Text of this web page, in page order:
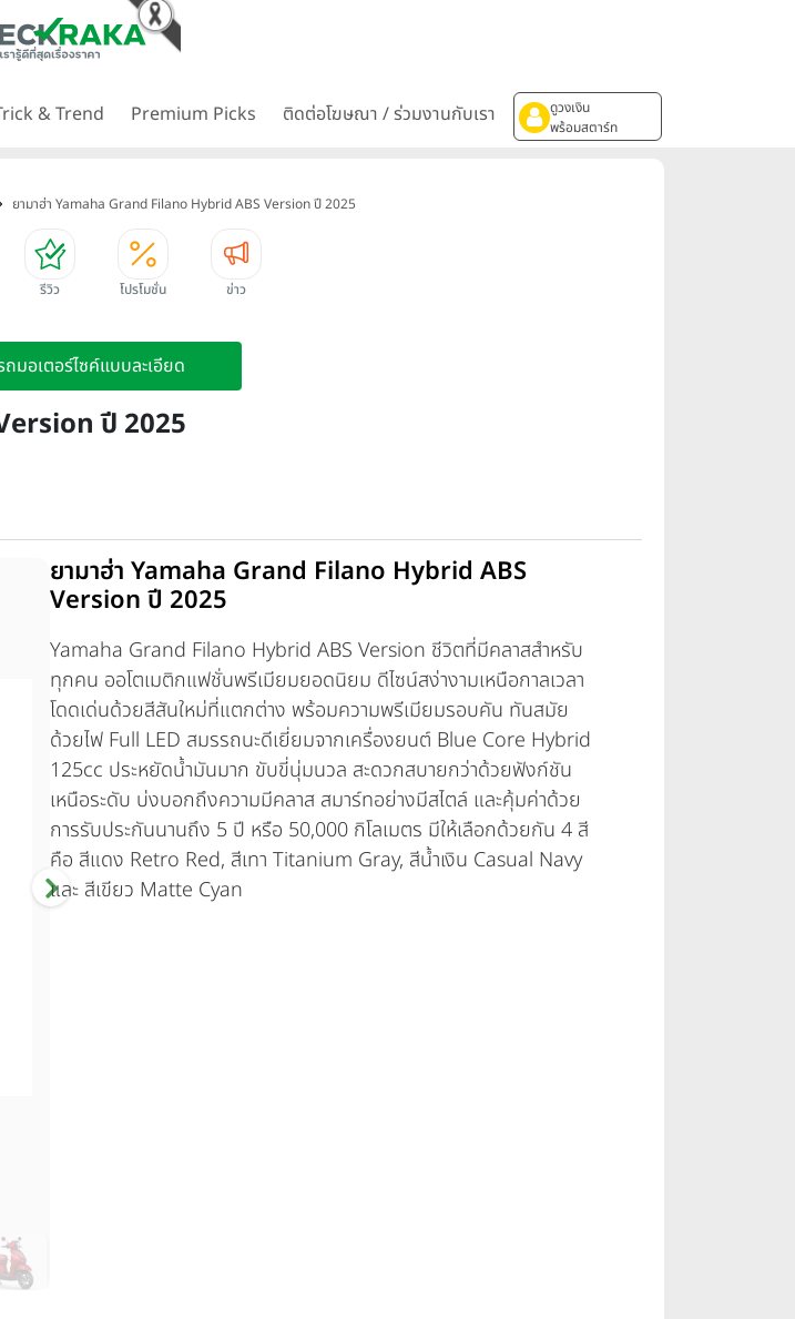
& Trend Premium Picks ติดต่อโฆษณา / ร่วมงานกับเรา
ดูวงเงิน
พร้อมสตาร์ท
ยามาฮ่า Yamaha Grand Filano Hybrid ABS Version ปี 2025
รีวิว โปรโมชั่น ข่าว
มอเตอร์ไซค์แบบละเอียด
ปี 2025
ยามาฮ่า Yamaha Grand Filano Hybrid ABS
Version ปี 2025
Yamaha Grand Filano Hybrid ABS Version ชีวิตที่มีคลาสสำหรับ
ทุกคน ออโตเมติกแฟชั่นพรีเมียมยอดนิยม ดีไซน์สง่างามเหนือกาลเวลา
โดดเด่นด้วยสีสันใหม่ที่แตกต่าง พร้อมความพรีเมียมรอบคัน ทันสมัย
ด้วยไฟ Full LED สมรรถนะดีเยี่ยมจากเครื่องยนต์ Blue Core Hybrid
125cc ประหยัดน้ำมันมาก ขับขี่นุ่มนวล สะดวกสบายกว่าด้วยฟังก์ชัน
เหนือระดับ บ่งบอกถึงความมีคลาส สมาร์ทอย่างมีสไตล์ และคุ้มค่าด้วย
การรับประกันนานถึง 5 ปี หรือ 50,000 กิโลเมตร มีให้เลือกด้วยกัน 4 สี
คือ สีแดง Retro Red, สีเทา Titanium Gray, สีน้ำเงิน Casual Navy
และ สีเขียว Matte Cyan